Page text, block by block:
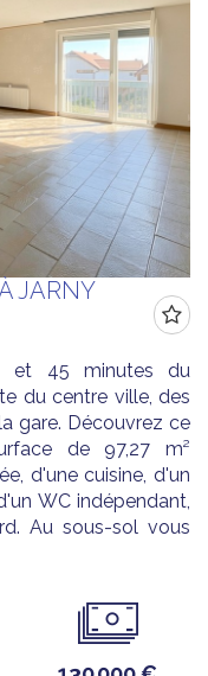
JARNY
et 45 minutes du
du centre ville, des
gare. Découvrez ce
de 97,27 m²
d'une cuisine, d'un
WC indépendant,
Au sous-sol vous